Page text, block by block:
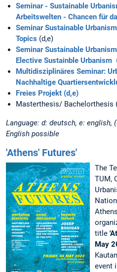
Seminar - Sustainable
Arbeitswelten - Chancen für
Seminar Sustainable
Topics (d,e)
Seminar Sustainable
Elective Sustainble Urbanism
Multidisziplinäres Seminar:
Nachhaltige
Freies Projekt (d,e)
Masterthesis/ Bachelorthesis
Language: d: deutsch, e:
English possible
'Athens' Futures'
The
TUM,
title
May
event